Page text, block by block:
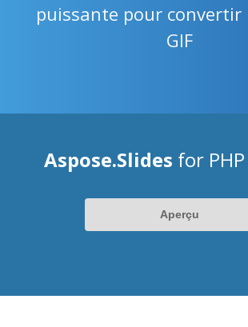
puissante pour convertir
GIF
Aspose.Slides for PHP
Aperçu